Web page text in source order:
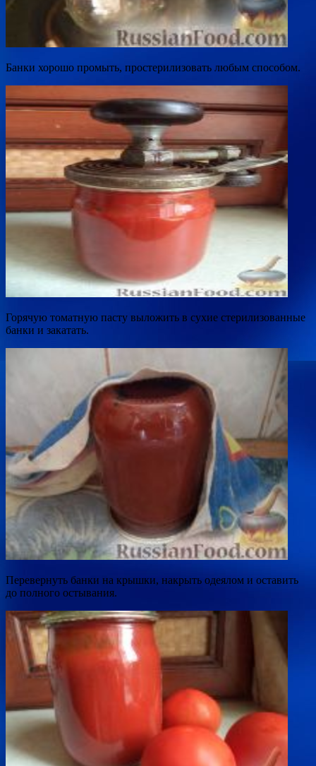
Банки хорошо промыть, простерилизовать любым способом.
Горячую томатную пасту выложить в сухие стерилизованные
банки и закатать.
Перевернуть банки на крышки, накрыть одеялом и оставить
до полного остывания.